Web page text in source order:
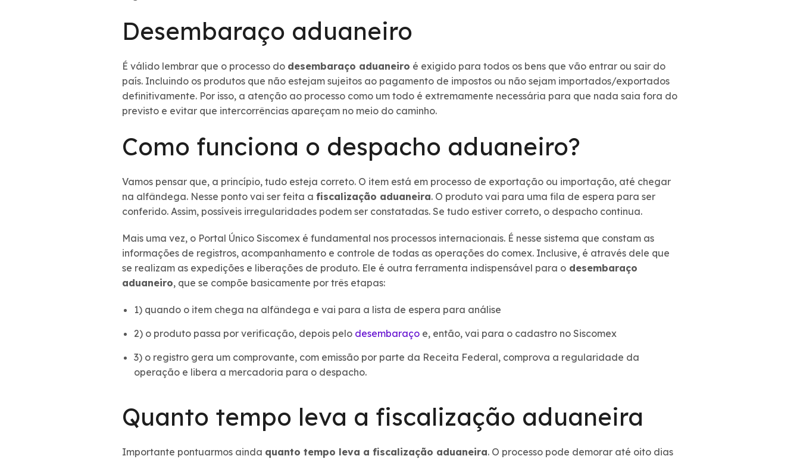
Desembaraço aduaneiro
É válido lembrar que o processo do desembaraço aduaneiro é exigido para todos os bens que vão entrar ou sair do
país. Incluindo os produtos que não estejam sujeitos ao pagamento de impostos ou não sejam importados/exportados
definitivamente. Por isso, a atenção ao processo como um todo é extremamente necessária para que nada saia fora do
previsto e evitar que intercorrências apareçam no meio do caminho.
Como funciona o despacho aduaneiro?
Vamos pensar que, a princípio, tudo esteja correto. O item está em processo de exportação ou importação, até chegar
na alfândega. Nesse ponto vai ser feita a fiscalização aduaneira. O produto vai para uma fila de espera para ser
conferido. Assim, possíveis irregularidades podem ser constatadas. Se tudo estiver correto, o despacho continua.
Mais uma vez, o Portal Único Siscomex é fundamental nos processos internacionais. É nesse sistema que constam as
informações de registros, acompanhamento e controle de todas as operações do comex. Inclusive, é através dele que
se realizam as expedições e liberações de produto. Ele é outra ferramenta indispensável para odesembaraço
aduaneiro, que se compõe basicamente por três etapas:
1) quando o item chega na alfândega e vai para a lista de espera para análise
2) o produto passa por verificação, depois pelo desembaraçoe, então, vai para o cadastro no Siscomex
3) o registro gera um comprovante, com emissão por parte da Receita Federal, comprova a regularidade da
operação e libera a mercadoria para o despacho.
Quanto tempo leva a fiscalização aduaneira
Importante pontuarmos ainda quanto tempo leva a fiscalização aduaneira. O processo pode demorar até oito dias